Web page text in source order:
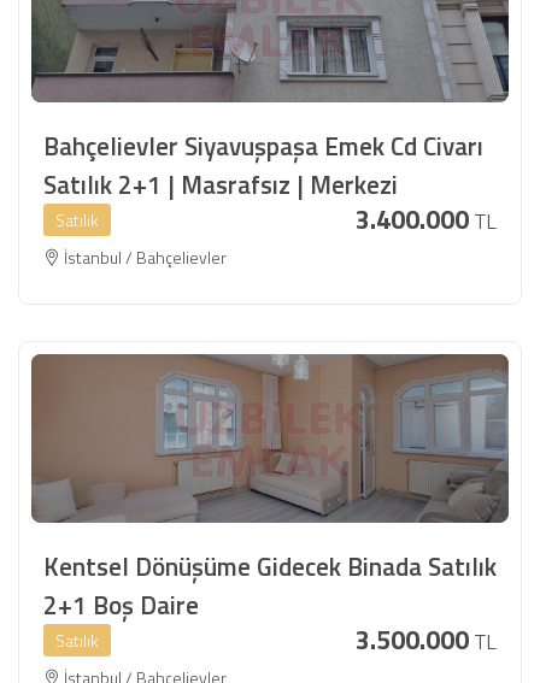
Bahçelievler Siyavuşpaşa Emek Cd Civarı
Satılık 2+1 | Masrafsız | Merkezi
Satılık 3.400.000TL
İstanbul / Bahçelievler
Kentsel Dönüşüme Gidecek Binada Satılık
2+1 Boş Daire
Satılık 3.500.000TL
İstanbul / Bahçelievler